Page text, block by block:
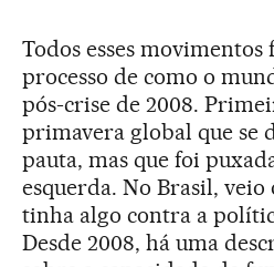
Todos esses movimentos
processo de como o
pós-crise de 2008.
primavera global que se
pauta, mas que foi
esquerda. No Brasil, veio
tinha algo contra a
Desde 2008, há uma